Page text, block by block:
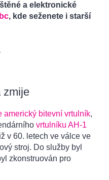
a elektronické
, kde seženete i starší
zmije
americký bitevní vrtulník,
vrtulníku AH-1
v 60. letech ve válce ve
stroj. Do služby byl
zkonstruován pro